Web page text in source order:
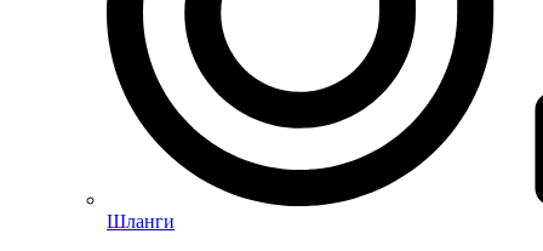
Шланги